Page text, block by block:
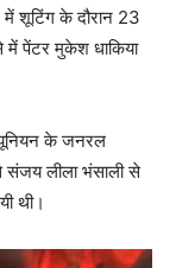
में शूटिंग के दौरान 23
में पेंटर मुकेश धाकिया
के जनरल
संजय लीला भंसाली से
थी।